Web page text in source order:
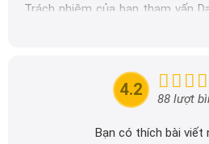
Trách nhiệm của ban tham vấn
tin chính xác được đăng tải
tin nhanh chóng và dễ dàng hơn.
4.2 88 lượt
Bạn có thích bài viết